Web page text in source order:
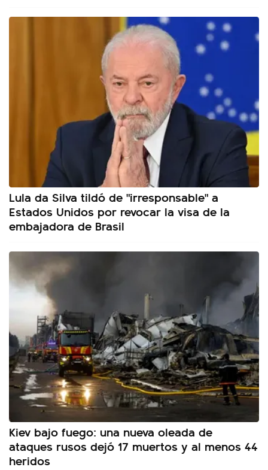
Lula da Silva tildó de "irresponsable" a
Estados Unidos por revocar la visa de la
embajadora de Brasil
Kiev bajo fuego: una nueva oleada de
ataques rusos dejó 17 muertos y al menos 44
heridos